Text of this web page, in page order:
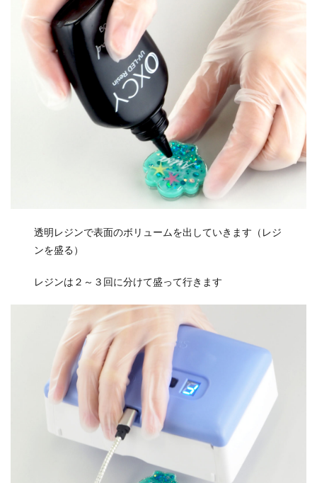
透明レジンで表面のボリュームを出していきます（レジ
ンを盛る）
レジンは２～３回に分けて盛って行きます